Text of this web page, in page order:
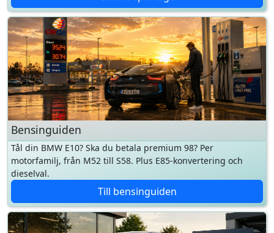
Bensinguiden
Tål din BMW E10? Ska du betala premium 98? Per
motorfamilj, från M52 till S58. Plus E85-konvertering och
dieselval.
Till bensinguiden